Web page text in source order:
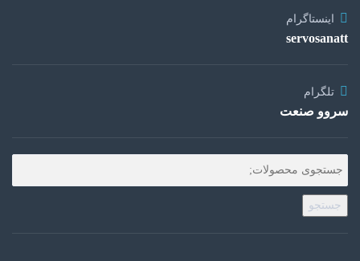
اینستاگرام
servosanatt
تلگرام
سروو صنعت
جستجو